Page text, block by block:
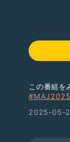
この番組を
#MAJ2025
2025-05-